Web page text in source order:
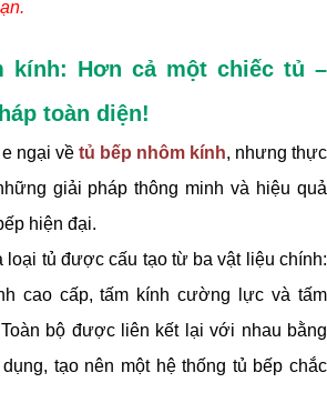
kính: Hơn cả một chiếc tủ –
toàn diện!
ngại về tủ bếp nhôm kính, nhưng thực
giải pháp thông minh và hiệu quả
hiện đại.
loại tủ được cấu tạo từ ba vật liệu chính:
cao cấp, tấm kính cường lực và tấm
bộ được liên kết lại với nhau bằng
tạo nên một hệ thống tủ bếp chắc